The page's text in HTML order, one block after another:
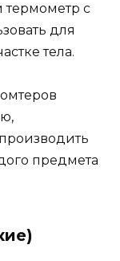
термометр с
для
тела.
предмета